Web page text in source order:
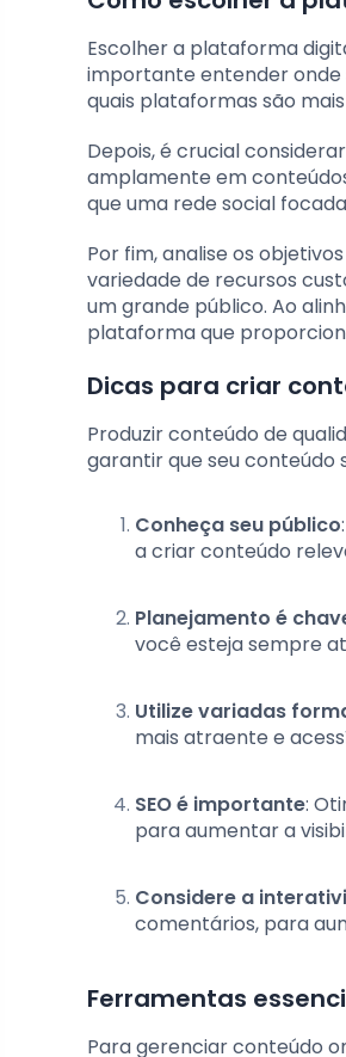
Escolher a plataforma
importante entender onde
quais plataformas são
Depois, é crucial
amplamente em
que uma rede social
Por fim, analise os
variedade de recursos
um grande público. Ao
plataforma que
Dicas para criar
Produzir conteúdo de
garantir que seu conteúdo
Conheça seu público
a criar conteúdo
Planejamento é
você esteja sempre
Utilize variadas
mais atraente e
SEO é importante:
para aumentar a
Considere a
comentários, para
Ferramentas
Para gerenciar conteúdo